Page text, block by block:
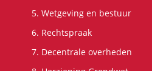
5. Wetgeving en bestuur
6. Rechtspraak
7. Decentrale overheden